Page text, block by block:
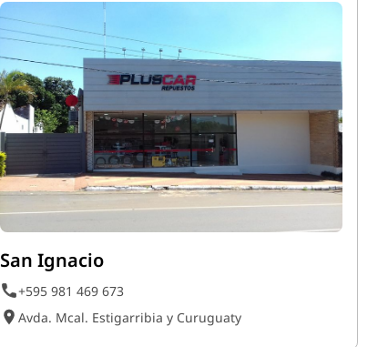
San Ignacio
+595 981 469 673
Avda. Mcal. Estigarribia y Curuguaty